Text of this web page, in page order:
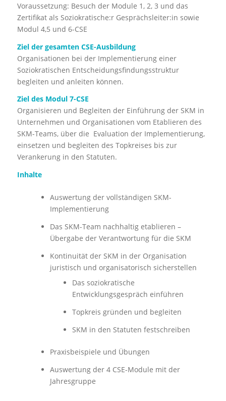
Voraussetzung: Besuch der Module 1, 2, 3 und das
Zertifikat als Soziokratische:r Gesprächsleiter:in sowie
Modul 4,5 und 6-CSE
Ziel der gesamten CSE-Ausbildung
Organisationen bei der Implementierung einer
Soziokratischen Entscheidungsfindungsstruktur
begleiten und anleiten können.
Ziel des Modul 7-CSE
Organisieren und Begleiten der Einführung der SKM in
Unternehmen und Organisationen vom Etablieren des
SKM-Teams, über die Evaluation der Implementierung,
einsetzen und begleiten des Topkreises bis zur
Verankerung in den Statuten.
Inhalte
Auswertung der vollständigen SKM-
Implementierung
Das SKM-Team nachhaltig etablieren –
Übergabe der Verantwortung für die SKM
Kontinuität der SKM in der Organisation
juristisch und organisatorisch sicherstellen
Das soziokratische
Entwicklungsgespräch einführen
Topkreis gründen und begleiten
SKM in den Statuten festschreiben
Praxisbeispiele und Übungen
Auswertung der 4 CSE-Module mit der
Jahresgruppe